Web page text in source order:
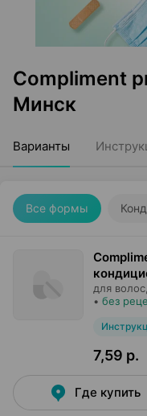
Compliment
Минск
Варианты
Все формы
для волос,
• без
7,59 р.
Где купить